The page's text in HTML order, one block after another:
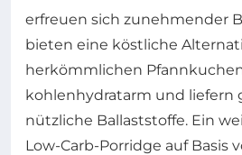
erfreuen sich zunehmender
bieten eine köstliche
herkömmlichen
kohlenhydratarm und liefern
nützliche Ballaststoffe. Ein
Low-Carb-Porridge auf Basis